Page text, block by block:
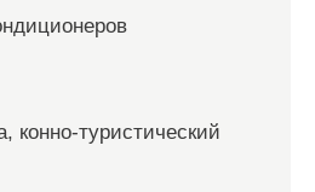
конно-туристический